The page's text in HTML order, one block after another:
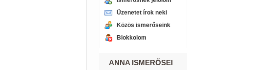
Üzenetet írok neki
Közös ismerőseink
Blokkolom
ANNA ISMERŐSEI